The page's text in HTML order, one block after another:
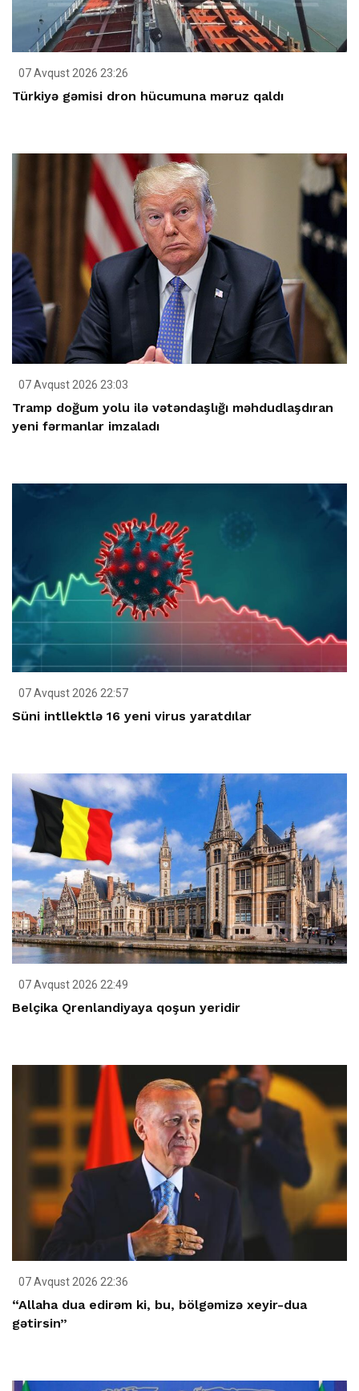
07 Avqust 2026 23:26
Türkiyə gəmisi dron hücumuna məruz qaldı
07 Avqust 2026 23:03
Tramp doğum yolu ilə vətəndaşlığı məhdudlaşdıran
yeni fərmanlar imzaladı
07 Avqust 2026 22:57
Süni intllektlə 16 yeni virus yaratdılar
07 Avqust 2026 22:49
Belçika Qrenlandiyaya qoşun yeridir
07 Avqust 2026 22:36
“Allaha dua edirəm ki, bu, bölgəmizə xeyir-dua
gətirsin”